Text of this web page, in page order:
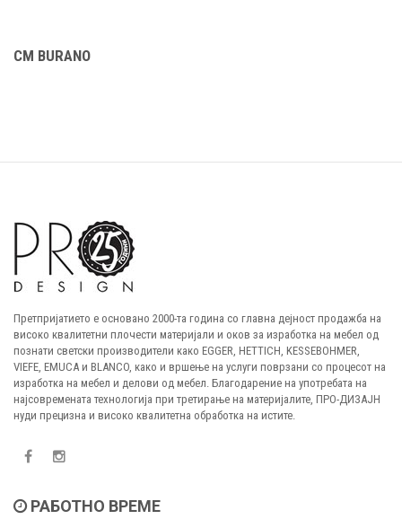
CM BURANO
Претпријатието е основано 2000-та година со главна дејност продажба на
високо квалитетни плочести материјали и оков за изработка на мебел од
познати светски производители како EGGER, HETTICH, KESSEBOHMER,
VIEFE, EMUCA и BLANCO, како и вршење на услуги поврзани со процесот на
изработка на мебел и делови од мебел. Благодарение на употребата на
најсовремената технологија при третирање на материјалите, ПРО-ДИЗАЈН
нуди прецизна и високо квалитетна обработка на истите.
РАБОТНО ВРЕМЕ